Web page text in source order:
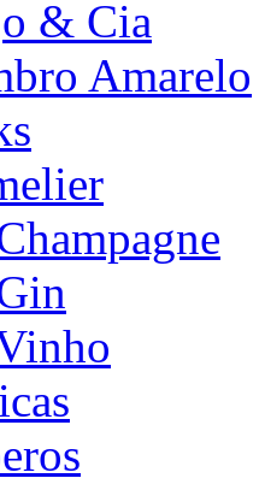
& Cia
Amarelo